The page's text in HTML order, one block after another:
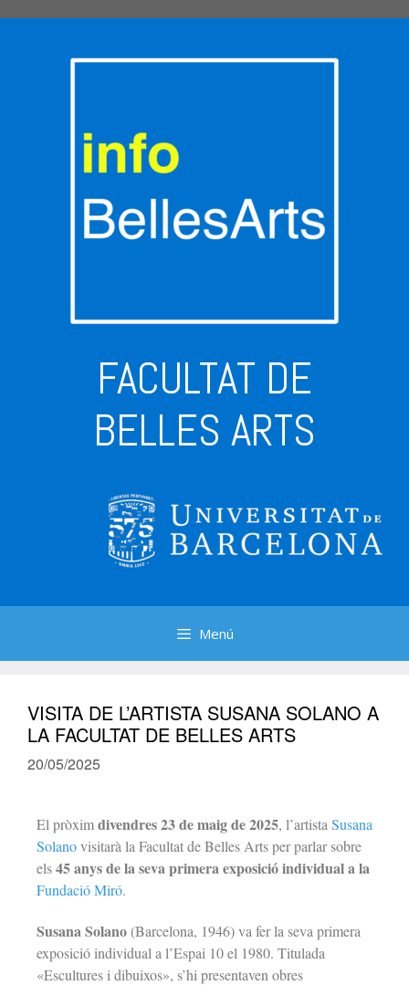
FACULTAT DE
BELLES ARTS
Menú
VISITA DE L’ARTISTA SUSANA SOLANO A
LA FACULTAT DE BELLES ARTS
20/05/2025
El pròximdivendres 23 de maig de 2025, l’artista Susana
Solanovisitarà la Facultat de Belles Arts per parlar sobre
els45 anys de la seva primera exposició individual a la
Fundació Miró.
Susana Solano (Barcelona, 1946) va fer la seva primera
exposició individual a l’Espai 10 el 1980. Titulada
«Escultures i dibuixos», s’hi presentaven obres